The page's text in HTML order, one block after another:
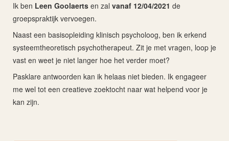
Ik ben Leen Goolaerts en zal vanaf 12/04/2021 de
groepspraktijk vervoegen.
Naast een basisopleiding klinisch psycholoog, ben ik erkend
systeemtheoretisch psychotherapeut. Zit je met vragen, loop je
vast en weet je niet langer hoe het verder moet?
Pasklare antwoorden kan ik helaas niet bieden. Ik engageer
me wel tot een creatieve zoektocht naar wat helpend voor je
kan zijn.